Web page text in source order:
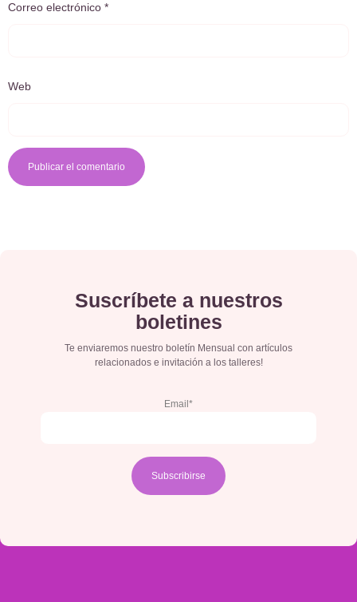
Correo electrónico *
Web
Suscríbete a nuestros
boletines
Te enviaremos nuestro boletín Mensual con artículos
relacionados e invitación a los talleres!
Email*